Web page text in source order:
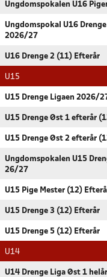
Ungdomspokalen U16
Ungdomspokal U16
2026/27
U16 Drenge 2 (11) Efterår
U15
U15 Drenge Ligaen 2026/
U15 Drenge Øst 1 efterår
U15 Drenge Øst 2 efterår
Ungdomspokalen U15
26/27
U15 Pige Mester (12)
U15 Drenge 3 (12) Efterår
U15 Drenge 5 (12) Efterår
U14
U14 Drenge Liga Øst 1